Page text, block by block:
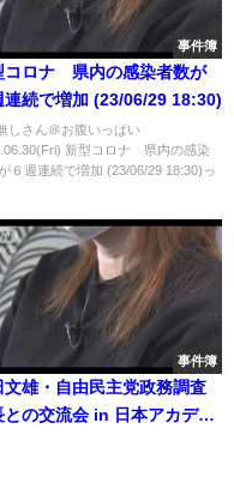
事件簿
コロナ 県内の感染者数が
連続で増加 (23/06/29 18:30)
しさん＠お腹いっぱい
新型コロナ 県内の感染
６週連続で増加 (23/06/29 18:30)っ
事件簿
文雄・自由民主党政務調査
との交流会 in 日本アカデメ